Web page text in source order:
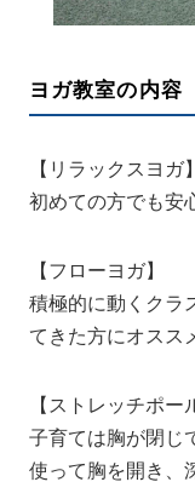
ヨガ教室の内容
【リラックスヨガ】
初めての方でも安
【フローヨガ】
積極的に動くクラ
てきた方にオスス
【ストレッチポー
子育ては胸が閉じ
使って胸を開き、